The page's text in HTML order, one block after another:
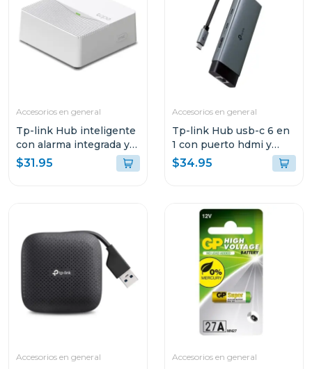
Accesorios en general
Tp-link Hub inteligente
con alarma integrada y
ranura microsd tapo
h200
$31.95
Accesorios en general
Tp-link Hub usb-c 6 en
1 con puerto hdmi y
carga rapida 100w
uh6120
$34.95
Accesorios en general Accesorios en general